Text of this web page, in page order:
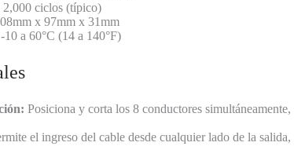
2,000 ciclos (típico)
x 97mm x 31mm
-10 a 60°C (14 a 140°F)
Posiciona y corta los 8 conductores
el ingreso del cable desde cualquier lado de la